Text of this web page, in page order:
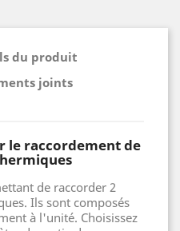
du produit
joints
le raccordement de
de raccorder 2
Ils sont composés
à l'unité. Choisissez